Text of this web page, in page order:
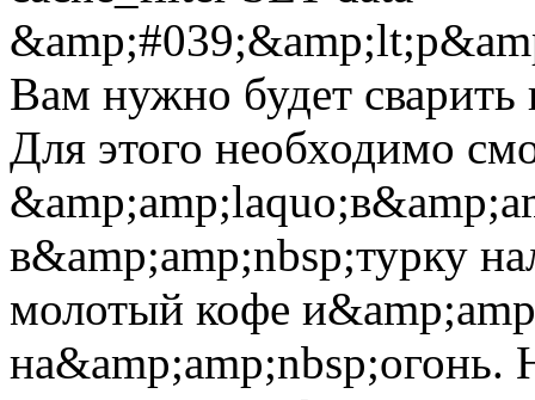
Вам нужно будет
Для этого необходимо
в&amp;amp;nbsp;турку
молотый кофе
на&amp;amp;nbsp;огонь.